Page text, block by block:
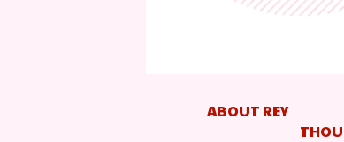
ABOUT REY